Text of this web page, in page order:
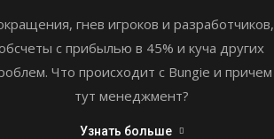
гнев игроков и разработчиков,
с прибылью в 45% и куча других
Что происходит с Bungie и причем
тут менеджмент?
Узнать больше